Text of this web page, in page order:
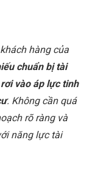
hàng của
chuẩn bị tài
vào áp lực tinh
. Không cần quá
rõ ràng và
năng lực tài